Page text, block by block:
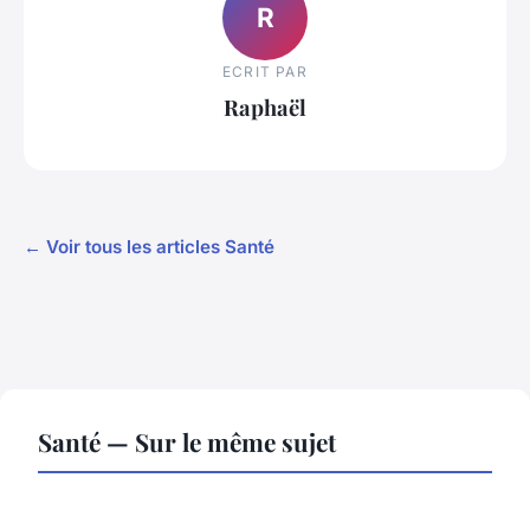
R
ECRIT PAR
Raphaël
← Voir tous les articles Santé
Santé — Sur le même sujet